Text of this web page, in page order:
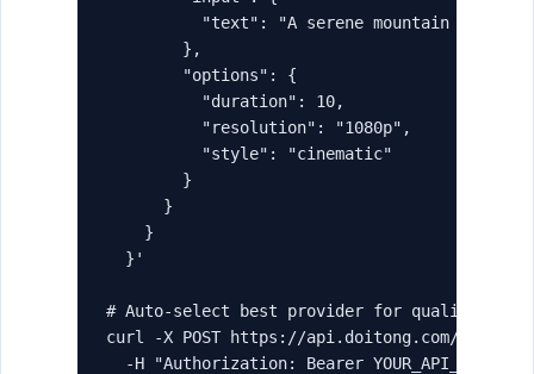
"text": "A serene mountain
        },
        "options": {
          "duration": 10,
          "resolution": "1080p",
          "style": "cinematic"
        }
      }
    }
  }'
# Auto-select best provider for quality
curl -X POST https://api.doitong.com/
  -H "Authorization: Bearer YOUR_API_KEY" \